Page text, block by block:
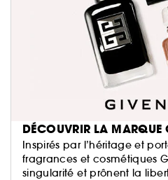
DÉCOUVRIR LA MARQUE
Inspirés par l’héritage et
fragrances et cosmétiques
singularité et prônent la